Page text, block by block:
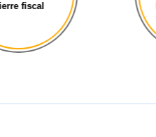
fiscal